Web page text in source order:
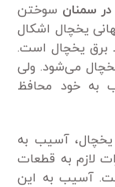
سمنان سوختن
یخچال اشکال
برق یخچال است.
می‌شود. ولی
به خود محافظ
یخچال، آسیب به
لازم به قطعات
آسیب به این